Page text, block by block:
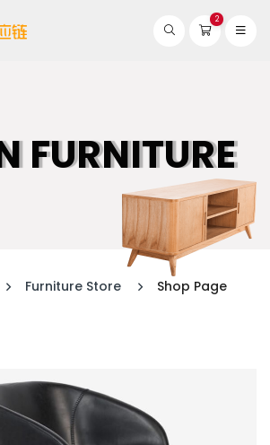
2
FURNITURE
Furniture Store Shop Page